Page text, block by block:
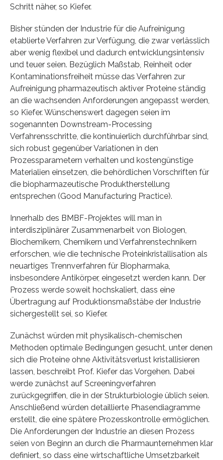
Schritt näher, so Kiefer.
Bisher stünden der Industrie für die Aufreinigung
etablierte Verfahren zur Verfügung, die zwar verlässlich
aber wenig flexibel und dadurch entwicklungsintensiv
und teuer seien. Bezüglich Maßstab, Reinheit oder
Kontaminationsfreiheit müsse das Verfahren zur
Aufreinigung pharmazeutisch aktiver Proteine ständig
an die wachsenden Anforderungen angepasst werden,
so Kiefer. Wünschenswert dagegen seien im
sogenannten Downstream-Processing
Verfahrensschritte, die kontinuierlich durchführbar sind,
sich robust gegenüber Variationen in den
Prozessparametern verhalten und kostengünstige
Materialien einsetzen, die behördlichen Vorschriften für
die biopharmazeutische Produktherstellung
entsprechen (Good Manufacturing Practice).
Innerhalb des BMBF-Projektes will man in
interdisziplinärer Zusammenarbeit von Biologen,
Biochemikern, Chemikern und Verfahrenstechnikern
erforschen, wie die technische Proteinkristallisation als
neuartiges Trennverfahren für Biopharmaka,
insbesondere Antikörper, eingesetzt werden kann. Der
Prozess werde soweit hochskaliert, dass eine
Übertragung auf Produktionsmaßstäbe der Industrie
sichergestellt sei, so Kiefer.
Zunächst würden mit physikalisch-chemischen
Methoden optimale Bedingungen gesucht, unter denen
sich die Proteine ohne Aktivitätsverlust kristallisieren
lassen, beschreibt Prof. Kiefer das Vorgehen. Dabei
werde zunächst auf Screeningverfahren
zurückgegriffen, die in der Strukturbiologie üblich seien.
Anschließend würden detaillierte Phasendiagramme
erstellt, die eine spätere Prozesskontrolle ermöglichen.
Die Anforderungen der Industrie an diesen Prozess
seien von Beginn an durch die Pharmaunternehmen klar
definiert, so dass eine wirtschaftliche Umsetzbarkeit